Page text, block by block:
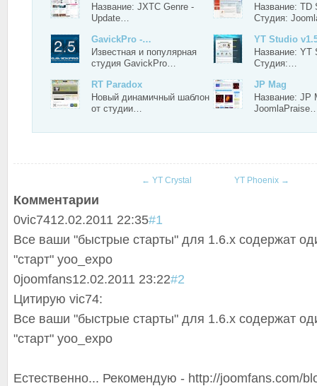
Название: JXTC Genre -
Update…
Название: TD
Студия:
GavickPro -…
Известная и популярная
студия GavickPro…
YT Studio
Название: YT
Студия:…
RT Paradox
Новый динамичный шаблон
от студии…
JP Mag
Название: JP
← YT Crystal YT Phoenix →
Комментарии
0vic7412.02.2011 22:35#1
Все ваши "быстрые старты" для 1.6.x содержат
"старт" yoo_expo
0joomfans12.02.2011 23:22#2
Цитирую vic74:
Все ваши "быстрые старты" для 1.6.x содержат
"старт" yoo_expo
Естественно... Рекомендую - http://joomfans.com/